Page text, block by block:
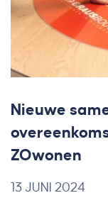
Nieuwe
ZOwonen
13 JUNI 2024